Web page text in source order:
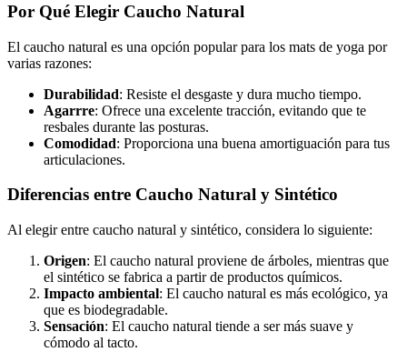
Por Qué Elegir Caucho Natural
El caucho natural es una opción popular para los mats de yoga por
varias razones:
Durabilidad: Resiste el desgaste y dura mucho tiempo.
Agarrre: Ofrece una excelente tracción, evitando que te
resbales durante las posturas.
Comodidad: Proporciona una buena amortiguación para tus
articulaciones.
Diferencias entre Caucho Natural y Sintético
Al elegir entre caucho natural y sintético, considera lo siguiente:
Origen: El caucho natural proviene de árboles, mientras que
el sintético se fabrica a partir de productos químicos.
Impacto ambiental: El caucho natural es más ecológico, ya
que es biodegradable.
Sensación: El caucho natural tiende a ser más suave y
cómodo al tacto.